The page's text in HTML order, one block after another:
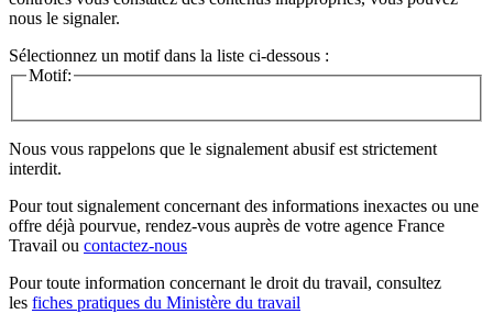
nous le signaler.
Sélectionnez un motif dans la liste ci-dessous :
Motif:
Nous vous rappelons que le signalement abusif est strictement
interdit.
Pour tout signalement concernant des informations inexactes ou une
offre déjà pourvue, rendez-vous auprès de votre agence France
Travail ou contactez-nous
Pour toute information concernant le droit du travail, consultez
les fiches pratiques du Ministère du travail